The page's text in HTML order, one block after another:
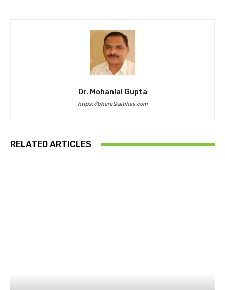
Dr. Mohanlal Gupta
https://bharatkaitihas.com
RELATED ARTICLES